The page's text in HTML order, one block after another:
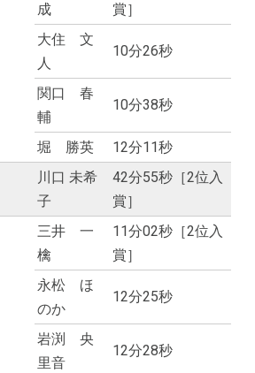
成
賞］
大住 文
人
10分26秒
関口 春
輔
10分38秒
堀 勝英 12分11秒
川口 未希
子
42分55秒［2位入
賞］
三井 一
檎
11分02秒［2位入
賞］
永松 ほ
のか
12分25秒
岩渕 央
里音
12分28秒